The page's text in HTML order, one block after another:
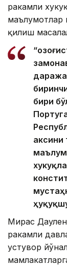
ракамли
маълумотлар
қилиш
бири
аксини
Мирас
ракамли
устувор